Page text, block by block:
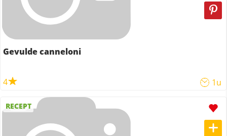
Gevulde canneloni
4 1u
RECEPT